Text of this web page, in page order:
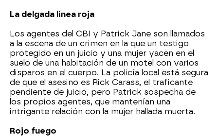
La delgada línea roja
Los agentes del CBI y Patrick Jane son llamados
a la escena de un crimen en la que un testigo
protegido en un juicio y una mujer yacen en el
suelo de una habitación de un motel con varios
disparos en el cuerpo. La policía local está segura
de que el asesino es Rick Carass, el traficante
pendiente de juicio, pero Patrick sospecha de
los propios agentes, que mantenían una
intrigante relación con la mujer hallada muerta.
Rojo fuego